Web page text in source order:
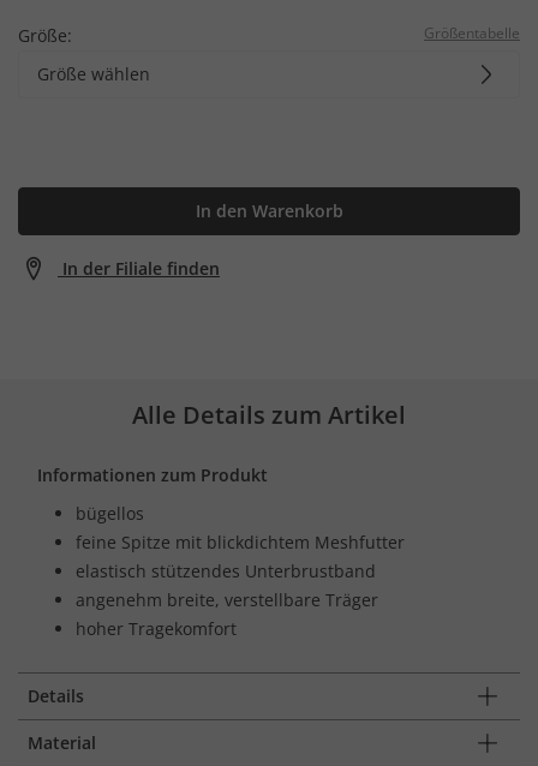
Größe: Größentabelle
Größe wählen
In den Warenkorb
In der Filiale finden
Alle Details zum Artikel
Informationen zum Produkt
bügellos
feine Spitze mit blickdichtem Meshfutter
elastisch stützendes Unterbrustband
angenehm breite, verstellbare Träger
hoher Tragekomfort
Details
Material